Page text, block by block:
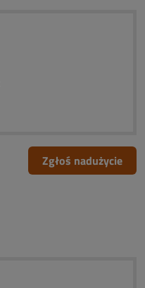
Zgłoś nadużycie